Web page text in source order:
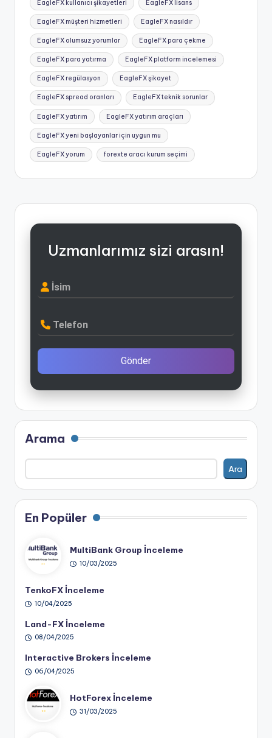
EagleFX kullanıcı şikayetleri EagleFX lisans
EagleFX müşteri hizmetleri EagleFX nasıldır
EagleFX olumsuz yorumlar EagleFX para çekme
EagleFX para yatırma EagleFX platform incelemesi
EagleFX regülasyon EagleFX şikayet
EagleFX spread oranları EagleFX teknik sorunlar
EagleFX yatırım EagleFX yatırım araçları
EagleFX yeni başlayanlar için uygun mu
EagleFX yorum forexte aracı kurum seçimi
Uzmanlarımız sizi arasın!
İsim
Telefon
Gönder
Arama
Ara
En Popüler
MultiBank Group İnceleme
10/03/2025
TenkoFX İnceleme
10/04/2025
Land-FX İnceleme
08/04/2025
Interactive Brokers İnceleme
06/04/2025
HotForex İnceleme
31/03/2025